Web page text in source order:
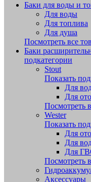
Баки для воды и
Для воды
Для топлива
Для душа
Посмотреть все
Баки
подкатегории
Stout
Показать
Для
Для
Посмотреть
Wester
Показать
Для
Для
Для
Посмотреть
Аксессуары